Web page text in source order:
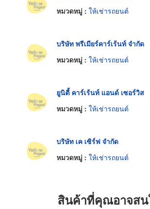
หมวดหมู่ : ให้เช่ารถยนต์
บริษัท พรีเมียร์คาร์เร้นท์ จำกัด
หมวดหมู่ : ให้เช่ารถยนต์
ยูนิตี้ คาร์เร้นท์ แอนด์ เซอร์วิส
หมวดหมู่ : ให้เช่ารถยนต์
บริษัท เค เซิร์ฟ จำกัด
หมวดหมู่ : ให้เช่ารถยนต์
สินค้าที่คุณอาจสน